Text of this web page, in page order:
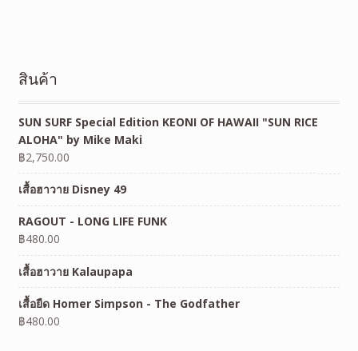
สินค้า
SUN SURF Special Edition KEONI OF HAWAII "SUN RICE
ALOHA" by Mike Maki
฿2,750.00
เสื้อฮาวาย Disney 49
RAGOUT - LONG LIFE FUNK
฿480.00
เสื้อฮาวาย Kalaupapa
เสื้อยืด Homer Simpson - The Godfather
฿480.00